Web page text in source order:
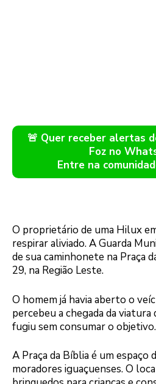
🚨 Quer receber alertas
Foz no
Entre na
O proprietário de uma Hilux
respirar aliviado. A Guarda
de sua caminhonete na Praça
29, na Região Leste.
O homem já havia aberto o
percebeu a chegada da viatura
fugiu sem consumar o objetivo.
A Praça da Bíblia é um espaço
moradores iguaçuenses. O